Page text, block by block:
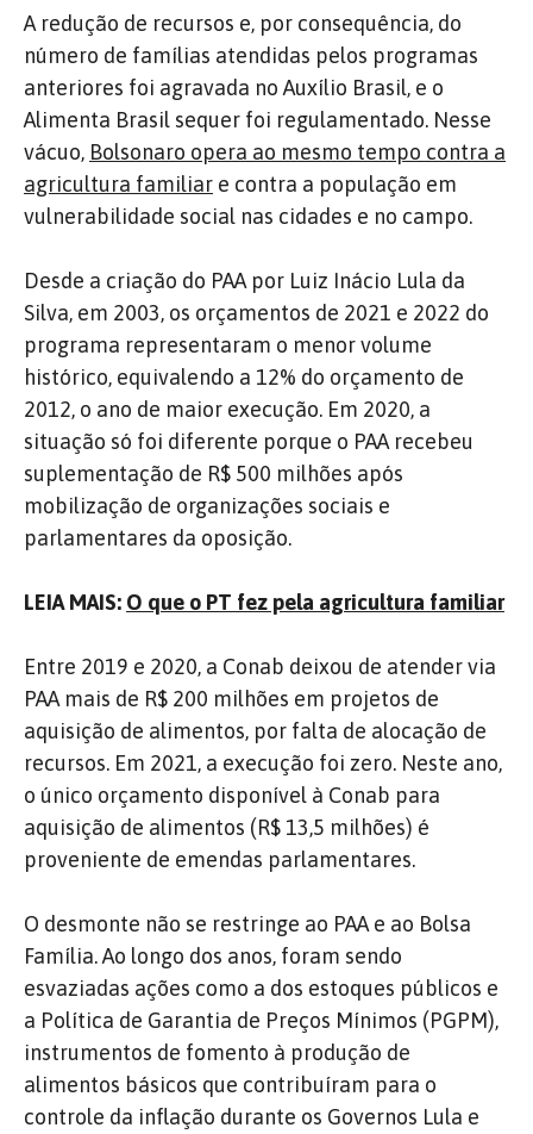
A redução de recursos e, por consequência, do
número de famílias atendidas pelos programas
anteriores foi agravada no Auxílio Brasil, e o
Alimenta Brasil sequer foi regulamentado. Nesse
vácuo, Bolsonaro opera ao mesmo tempo contra a
agricultura familiar e contra a população em
vulnerabilidade social nas cidades e no campo.
Desde a criação do PAA por Luiz Inácio Lula da
Silva, em 2003, os orçamentos de 2021 e 2022 do
programa representaram o menor volume
histórico, equivalendo a 12% do orçamento de
2012, o ano de maior execução. Em 2020, a
situação só foi diferente porque o PAA recebeu
suplementação de R$ 500 milhões após
mobilização de organizações sociais e
parlamentares da oposição.
LEIA MAIS: O que o PT fez pela agricultura familiar
Entre 2019 e 2020, a Conab deixou de atender via
PAA mais de R$ 200 milhões em projetos de
aquisição de alimentos, por falta de alocação de
recursos. Em 2021, a execução foi zero. Neste ano,
o único orçamento disponível à Conab para
aquisição de alimentos (R$ 13,5 milhões) é
proveniente de emendas parlamentares.
O desmonte não se restringe ao PAA e ao Bolsa
Família. Ao longo dos anos, foram sendo
esvaziadas ações como a dos estoques públicos e
a Política de Garantia de Preços Mínimos (PGPM),
instrumentos de fomento à produção de
alimentos básicos que contribuíram para o
controle da inflação durante os Governos Lula e